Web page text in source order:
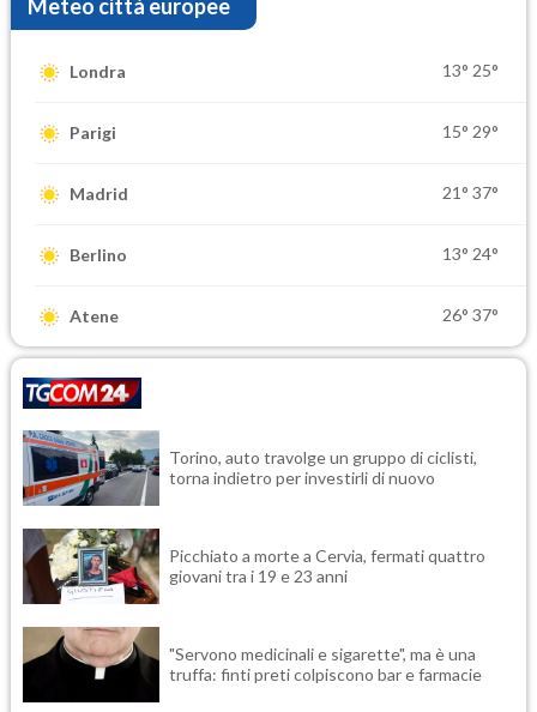
Meteo città europee
Londra 13° 25°
Parigi 15° 29°
Madrid 21° 37°
Berlino 13° 24°
Atene 26° 37°
Torino, auto travolge un gruppo di ciclisti,
torna indietro per investirli di nuovo
Picchiato a morte a Cervia, fermati quattro
giovani tra i 19 e 23 anni
"Servono medicinali e sigarette", ma è una
truffa: finti preti colpiscono bar e farmacie